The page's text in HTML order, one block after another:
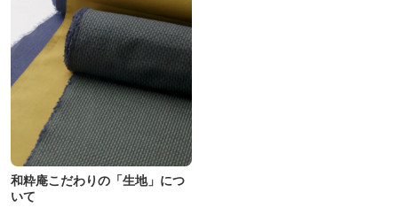
和粋庵こだわりの「生地」につ
いて